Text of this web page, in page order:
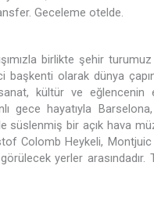
Geceleme otelde.
birlikte şehir
başkenti olarak dünya
kültür ve eğlencenin
gece hayatıyla
süslenmiş bir açık hava
Colomb Heykeli,
yerler arasındadır.